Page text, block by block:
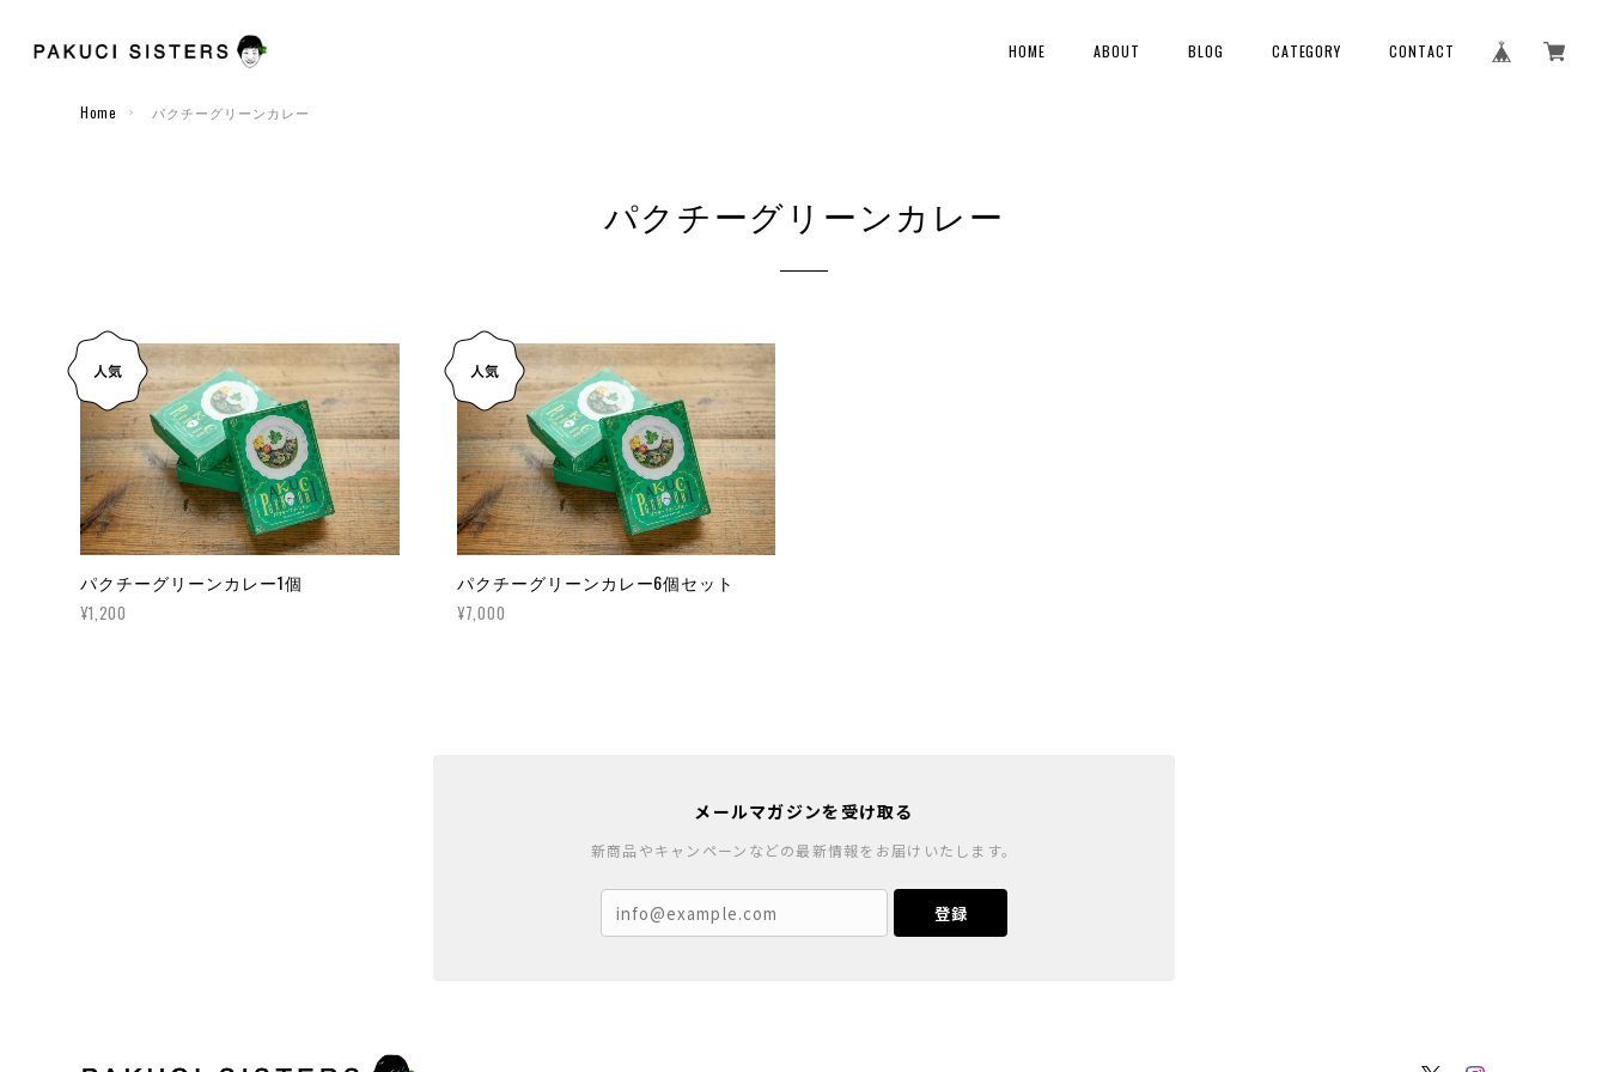
HOME ABOUT BLOG CATEGORY CONTACT
Home パクチーグリーンカレー
パクチーグリーンカレー
パクチーグリーンカレー1個
¥1,200
パクチーグリーンカレー6個セット
¥7,000
メールマガジンを受け取る
新商品やキャンペーンなどの最新情報をお届けいたします。
登録